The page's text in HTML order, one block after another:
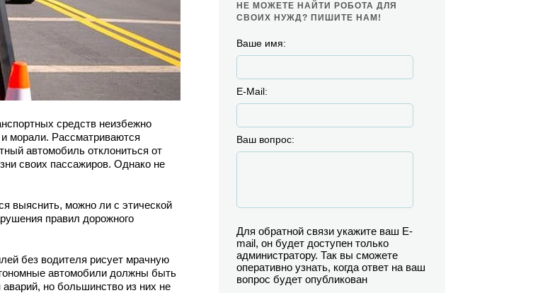
средств неизбежно
морали. Рассматриваются
автомобиль отклониться от
своих пассажиров. Однако не
выяснить, можно ли с этической
правил дорожного
без водителя рисует мрачную
автомобили должны быть
но большинство из них не
НЕ МОЖЕТЕ НАЙТИ РОБОТА ДЛЯ
СВОИХ НУЖД? ПИШИТЕ НАМ!
Ваше имя:
E-Mail:
Ваш вопрос:
Для обратной связи укажите ваш E-
mail, он будет доступен только
администратору. Так вы сможете
оперативно узнать, когда ответ на ваш
вопрос будет опубликован